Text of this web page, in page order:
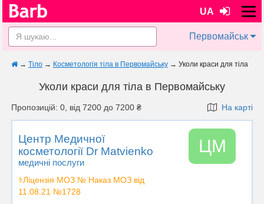
UA
Первомайськ
→ Тіло → Косметологія тіла в Первомайську → Уколи краси для тіла
Уколи краси для тіла в Первомайську
Пропозицій: 0, від 7200 до 7200 ₴ На карті
Центр Медичної
косметології Dr Matvienko
медичні послуги
⚕️Ліцензія МОЗ № Наказ МОЗ від
11.08.21 №1728
ЦМ